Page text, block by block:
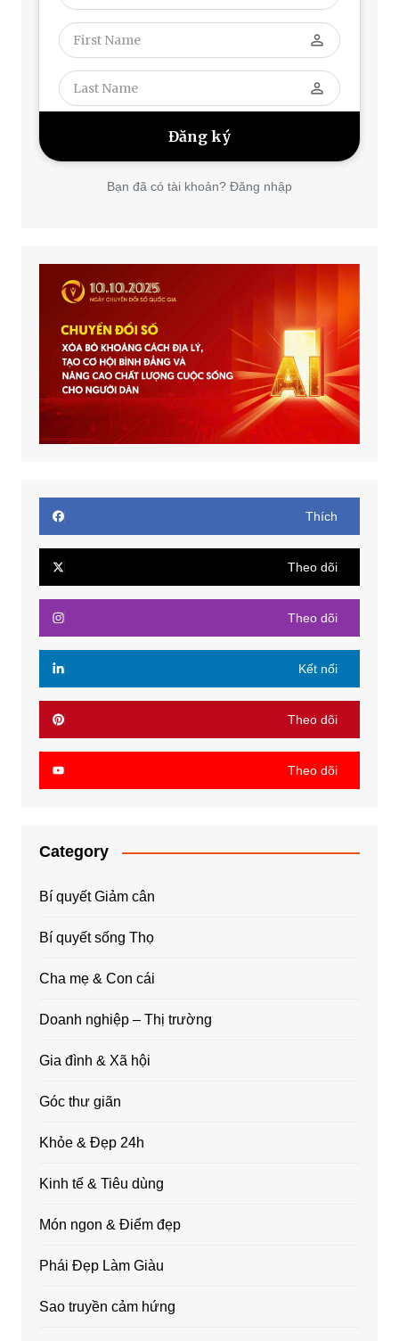
perm_identity
perm_identity
Bạn đã có tài khoản? Đăng nhập
Thích
Theo dõi
Theo dõi
Kết nối
Theo dõi
Theo dõi
Category
Bí quyết Giảm cân
Bí quyết sống Thọ
Cha mẹ & Con cái
Doanh nghiệp – Thị trường
Gia đình & Xã hội
Góc thư giãn
Khỏe & Đẹp 24h
Kinh tế & Tiêu dùng
Món ngon & Điểm đẹp
Phái Đẹp Làm Giàu
Sao truyền cảm hứng